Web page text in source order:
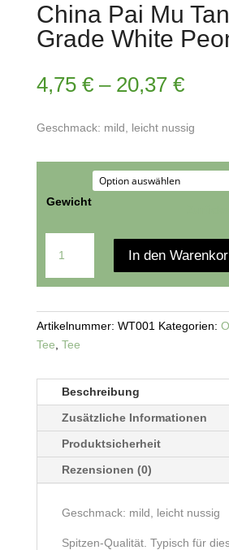
China Pai Mu
Grade White
4,75 €– 20,37 €
Geschmack: mild, leicht nussig
Gewicht
Pai
Mu
1st
White
Menge
In den
Artikelnummer: WT001 Kategorien:
Tee Tee
Beschreibung
Zusätzliche Informationen
Produktsicherheit
Rezensionen (0)
Geschmack: mild, leicht nussig
Spitzen-Qualität. Typisch für